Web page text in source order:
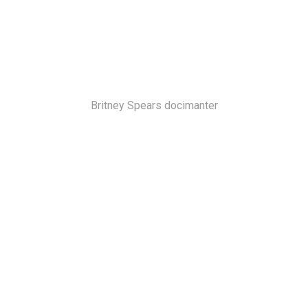
Britney Spears docimanter